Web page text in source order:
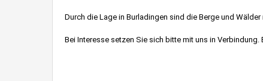
Durch die Lage in Burladingen sind die Berge und
Bei Interesse setzen Sie sich bitte mit uns in